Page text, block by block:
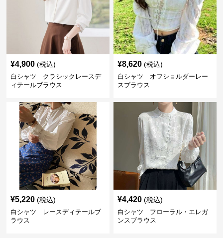
¥4,900 (税込)
白シャツ クラシックレースデ
ィテールブラウス
¥8,620 (税込)
白シャツ オフショルダーレー
スブラウス
¥5,220 (税込)
白シャツ レースディテールブ
ラウス
¥4,420 (税込)
白シャツ フローラル・エレガ
ンスブラウス